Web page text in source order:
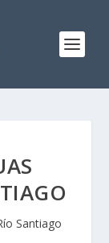
Santiago